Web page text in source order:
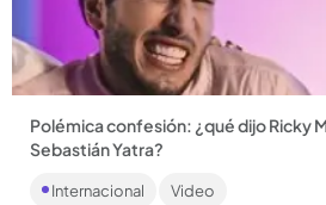
Compartir
Polémica confesión: ¿qué dijo Ricky
Sebastián Yatra?
Se trató de una dinámica de un
volverse tendencia y lo lograron
Internacional Video